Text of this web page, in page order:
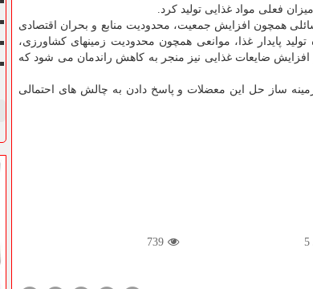
همچون افزایش جمعیت، محدودیت منابع و بحران اقتصادی
پایدار غذا، موانعی همچون محدودیت زمینهای کشاورزی،
ضایعات غذایی نیز منجر به کاهش راندمان می شود که
ساز حل این معضلات و پاسخ دادن به چالش های احتمالی
5
739